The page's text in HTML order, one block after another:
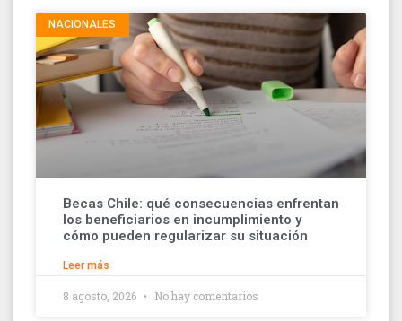
NACIONALES
Becas Chile: qué consecuencias enfrentan
los beneficiarios en incumplimiento y
cómo pueden regularizar su situación
Leer más
8 agosto, 2026 No hay comentarios